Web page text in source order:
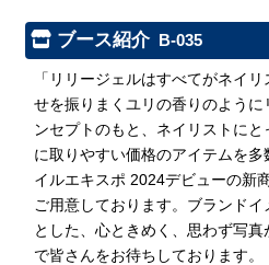
ブース紹介 B-035
「リリージェルはすべてがネイ
せを振りまくユリの香りのよう
ンセプトのもと、ネイリストに
に取りやすい価格のアイテムを
イルエキスポ 2024デビューの新
ご用意しております。ブランド
とした、心ときめく、思わず写
で皆さんをお待ちしております。